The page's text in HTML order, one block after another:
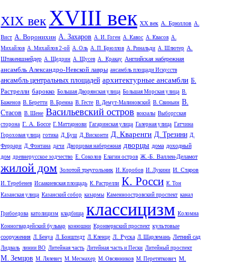
XIX векXVIII век XX век А. Брюллов А.
Вист А. Воронихин А. Захаров А. И. Гоген А. Кавос А. Квасов А.
Михайлов А. Михайлов 2-ой А. Оль А. П. Брюллов А. Ринальди А. Шлютер А.
Штакеншнейдер А. Щедрин А. Щусев А. Кракау Английская набережная
ансамбль Александро-Невской лавры ансамбль площади Искусств
ансамбль центральных площадей архитектурные ансамбли Б.
Растрелли барокко Большая Дворянская улица Большая Морская улица В.
Баженов В. Беретти В. Бренна В. Гесте В. Демут-Малиновский В. Свиньин В.
Стасов В. Шене Васильевский остров вокзалы Выборгская
сторона Г. А. Боссе Г. Маттарнови Гагаринская улица Галерная улица Гатчина
Гороховая улица готика Д. Буш Д. Висконти Д. Кваренги Д. Трезини Д.
Феррари Д. Фонтана дачи Дворцовая набережная дворцы дома доходный
дом древнерусское зодчество Е. Соколов Елагин остров Ж.-Б. Валлен-Деламот
жилой дом Золотой треугольник И. Коробов И. Лукини И. Старов
И. Теребенев Исаакиевская площадь К. Растрелли К. Росси К. Тон
Казанская улица Казанский собор казармы Каменноостровский проспект канал
Грибоедова католицизм кладбища классицизм Коломна
Конногвардейский бульвар конюшни Кронверкский проспект культовые
сооружения Л. Бенуа Л. Бонштедт Л. Кленце Л. Руска Л. Шарлемань Летний сад
Лидваль линии ВО Литейная часть Литейная часть и Пески Литейный проспект
М. Земцов М. Лялевич М. Месмахер М. Овсянников М. Перетяткович М.